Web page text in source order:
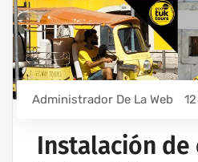
Administrador De La Web
Instalación de